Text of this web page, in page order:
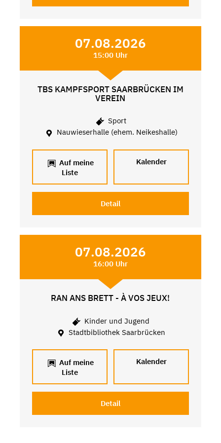
07.08.2026
15:00 Uhr
TBS KAMPFSPORT SAARBRÜCKEN IM
VEREIN
Sport
Nauwieserhalle (ehem. Neikeshalle)
Auf meine
Liste
Kalender
Detail
07.08.2026
16:00 Uhr
RAN ANS BRETT - À VOS JEUX!
Kinder und Jugend
Stadtbibliothek Saarbrücken
Auf meine
Liste
Kalender
Detail